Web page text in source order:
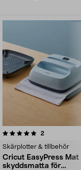
2
Skärplotter & tillbehör
Cricut EasyPress Mat
skyddsmatta för
0.0 av 5 stjärnor